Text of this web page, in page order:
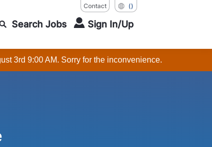
Contact ()
Search Jobs Sign In/Up
3rd 9:00 AM. Sorry for the inconvenience.